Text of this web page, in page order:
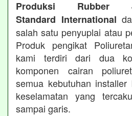
Produksi Rubber
Standard International
salah satu penyuplai atau
Produk pengikat
kami terdiri dari dua
komponen cairan
semua kebutuhan
keselamatan yang
sampai garis.